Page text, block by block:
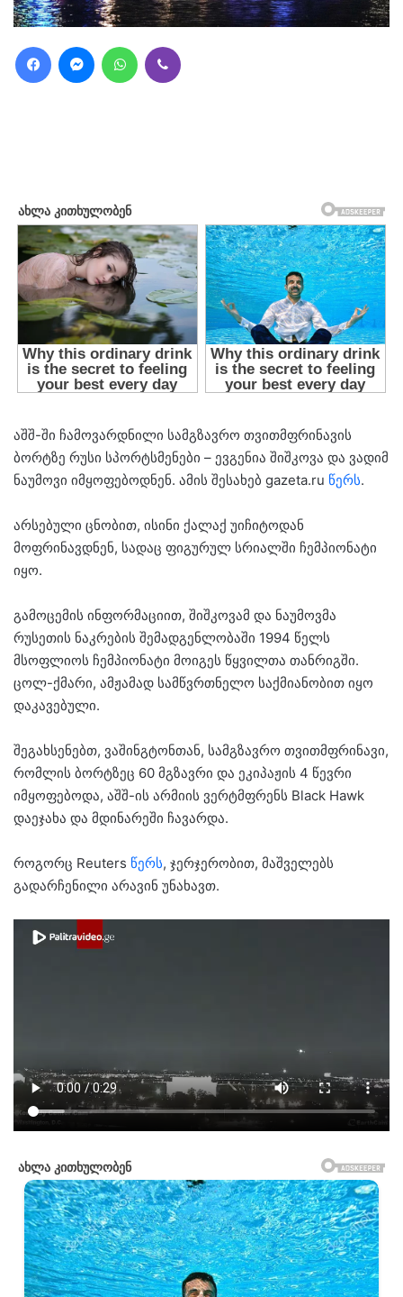
FacebookMessengerWhatsApp
აშშ-ში ჩამოვარდნილი სამგზავრო თვითმფრინავის
ბორტზე რუსი სპორტსმენები – ევგენია შიშკოვა და ვადიმ
ნაუმოვი იმყოფებოდნენ. ამის შესახებ gazeta.ru წერს.
არსებული ცნობით, ისინი ქალაქ უიჩიტოდან
მოფრინავდნენ, სადაც ფიგურულ სრიალში ჩემპიონატი
იყო.
გამოცემის ინფორმაციით, შიშკოვამ და ნაუმოვმა
რუსეთის ნაკრების შემადგენლობაში 1994 წელს
მსოფლიოს ჩემპიონატი მოიგეს წყვილთა თანრიგში.
ცოლ-ქმარი, ამჟამად სამწვრთნელო საქმიანობით იყო
დაკავებული.
შეგახსენებთ, ვაშინგტონთან, სამგზავრო თვითმფრინავი,
რომლის ბორტზეც 60 მგზავრი და ეკიპაჟის 4 წევრი
იმყოფებოდა, აშშ-ის არმიის ვერტმფრენს Black Hawk
დაეჯახა და მდინარეში ჩავარდა.
როგორც Reuters წერს, ჯერჯერობით, მაშველებს
გადარჩენილი არავინ უნახავთ.